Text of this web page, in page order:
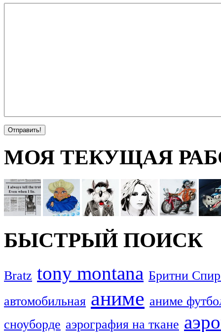
МОЯ ТЕКУЩАЯ
БЫСТРЫЙ ПОИСК
Bratz tony montana Бритни
автомобильная аниме аниме
сноуборде аэрография на ткане